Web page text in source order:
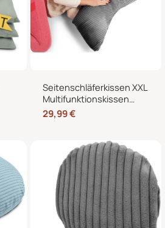
Seitenschläferkissen XXL
Multifunktionskissen
Stillkissen – Lesekissen
für Bett und Sofa, weich
29,99€